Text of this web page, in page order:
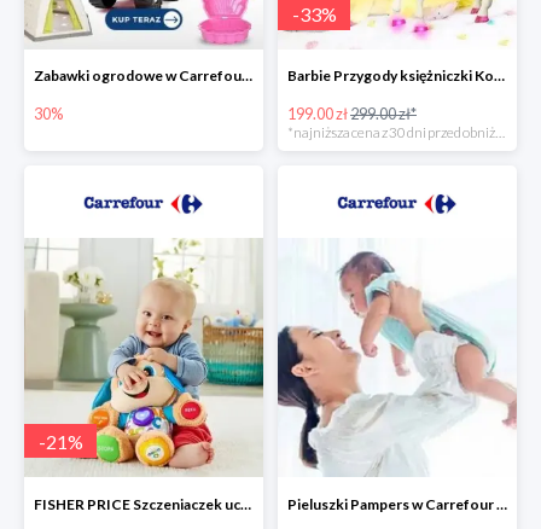
Zabawki ogrodowe w Carrefour do -30%
30%
-33%
Barbie Przygody księżniczki Koń + Lalka -33%
199.00 zł299.00 zł*
*najniższa cena z 30 dni przed obniżką
-21%
FISHER PRICE Szczeniaczek uczniaczek -21% Pieluszki Pampers w Carrefour do -30%